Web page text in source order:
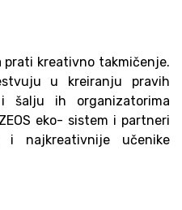
kreativno takmičenje.
u kreiranju pravih
šalju ih organizatorima
eko- sistem i partneri
i najkreativnije učenike